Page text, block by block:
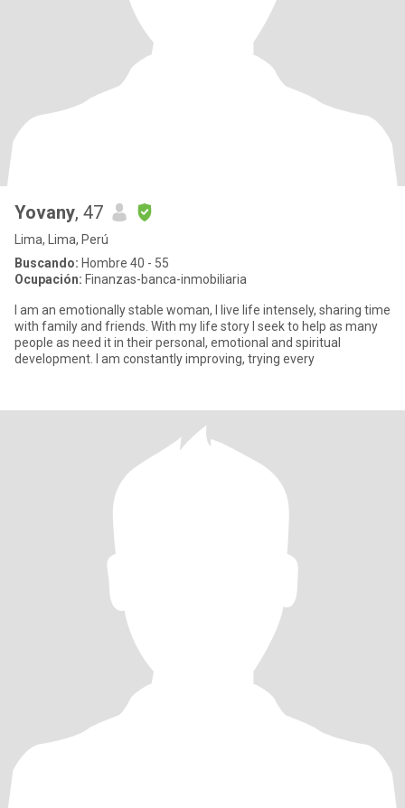
Yovany, 47
Lima, Lima, Perú
Buscando: Hombre 40 - 55
Ocupación: Finanzas-banca-inmobiliaria
I am an emotionally stable woman, I live life intensely, sharing time
with family and friends. With my life story I seek to help as many
people as need it in their personal, emotional and spiritual
development. I am constantly improving, trying every